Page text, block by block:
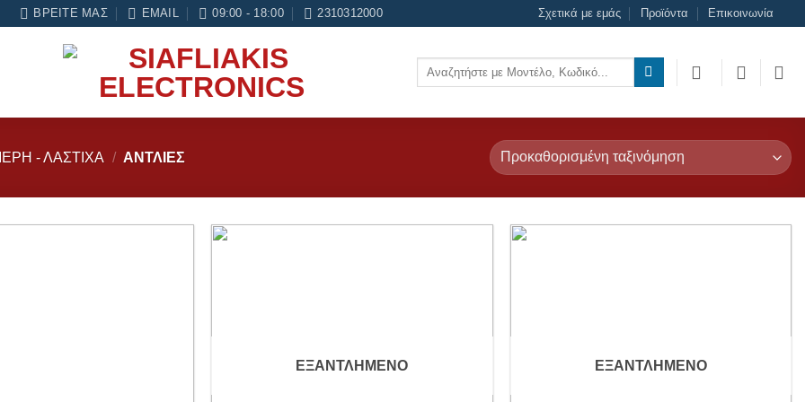
σε κάθε εργασία Service
ΒΡΕΊΤΕ ΜΑΣ EMAIL 09:00 - 18:00 2310312000 Σχετικά με εμάς Προϊόντα Επικοινωνία
Αναζήτηση
- ΛΆΣΤΙΧΑ / ΑΝΤΛΊΕΣ
ΕΞΑΝΤΛΗΜΈΝΟ ΕΞΑΝΤΛΗΜΈΝΟ